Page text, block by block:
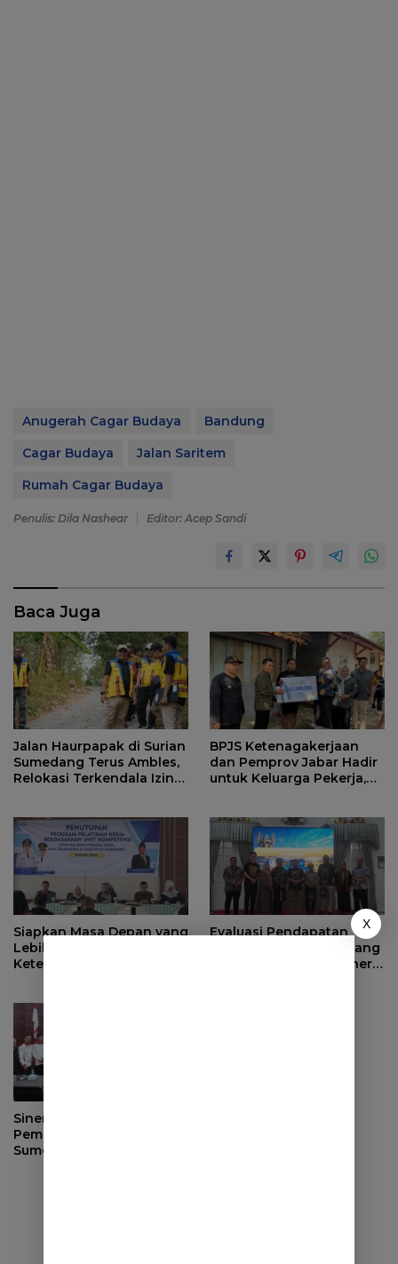
Anugerah Cagar Budaya
Bandung
Cagar Budaya
Jalan Saritem
Rumah Cagar Budaya
Penulis: Dila Nashear Editor: Acep Sandi
Baca Juga
Jalan Haurpapak di Surian
Sumedang Terus Ambles,
Relokasi Terkendala Izin
BPJS Ketenagakerjaan
dan Pemprov Jabar Hadir
untuk Keluarga Pekerja,
Siapkan Masa Depan yang
Lebih Baik, BPJS
Ketenagakerjaan Tutup
Evaluasi Pendapatan
Daerah, Bupati Sumedang
Minta OPD Perkuat Sinergi
Sinergi dengan
Pemerintah Desa, DPRD
Sumedang Fokus Awasi
X